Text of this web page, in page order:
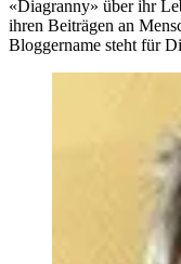
«Diagranny» über ihr
ihren Beiträgen an
Bloggername steht für